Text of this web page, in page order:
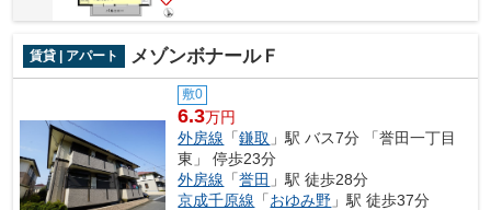
賃貸 | アパート メゾンボナールＦ
敷0
6.3万円
外房線 「鎌取 」駅 バス7分 「誉田一丁目
東」 停歩23分
外房線 「誉田 」駅 徒歩28分
京成千原線 「おゆみ野 」駅 徒歩37分